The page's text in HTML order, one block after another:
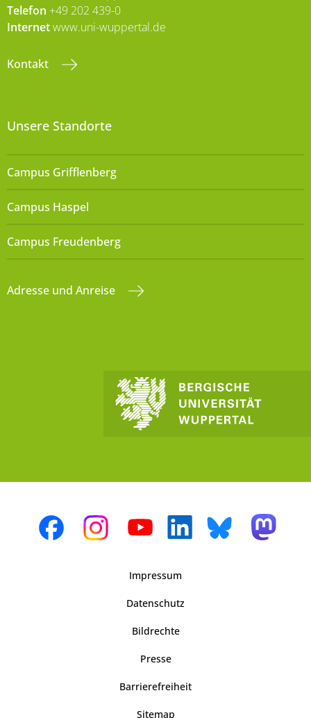
Telefon +49 202 439-0
Internetwww.uni-wuppertal.de
Kontakt
Unsere Standorte
Campus Grifflenberg
Campus Haspel
Campus Freudenberg
Adresse und Anreise
Impressum
Datenschutz
Bildrechte
Presse
Barrierefreiheit
Sitemap